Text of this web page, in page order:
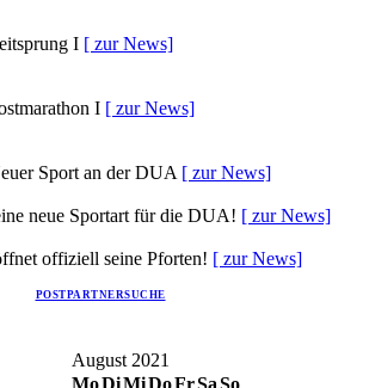
I [ zur News]
I [ zur News]
Sport an der DUA [ zur News]
neue Sportart für die DUA! [ zur News]
offiziell seine Pforten! [ zur News]
POSTPARTNERSUCHE
August 2021
MoDiMiDoFrSaSo